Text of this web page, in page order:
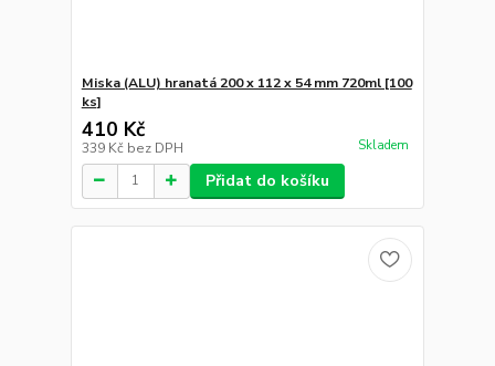
Miska (ALU) hranatá 200 x 112 x 54 mm 720ml [100
ks]
410 Kč
339 Kč bez DPH Skladem
Přidat do košíku